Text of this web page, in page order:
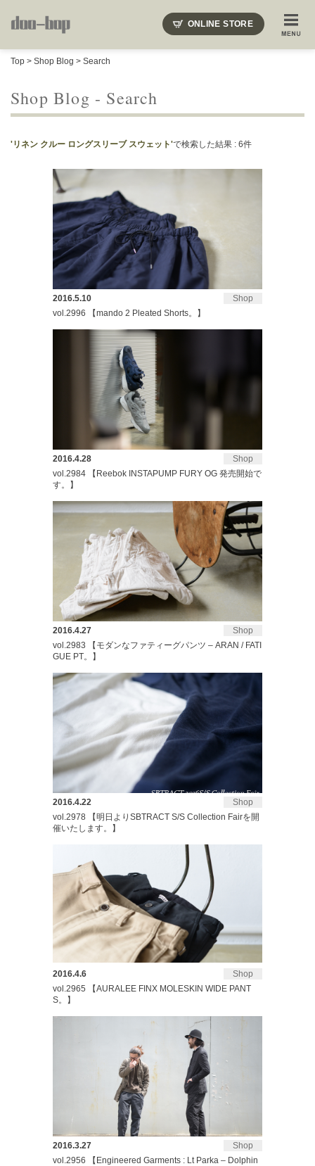
ONLINE STORE
Top > Shop Blog > Search
Shop Blog - Search
'リネン クルー ロングスリーブ スウェット'で検索した結果 : 6件
Shop
2016.5.10
vol.2996 【mando 2 Pleated Shorts。】
Shop
2016.4.28
vol.2984 【Reebok INSTAPUMP FURY OG 発売開始で
す。】
Shop
2016.4.27
vol.2983 【モダンなファティーグパンツ – ARAN / FATI
GUE PT。】
Shop
2016.4.22
vol.2978 【明日よりSBTRACT S/S Collection Fairを開
催いたします。】
Shop
2016.4.6
vol.2965 【AURALEE FINX MOLESKIN WIDE PANT
S。】
Shop
2016.3.27
vol.2956 【Engineered Garments : Lt Parka – Dolphin